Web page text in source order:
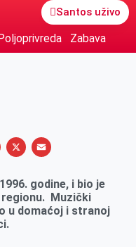
Santos uživo
Zabava
W
a
t
s
X
E
a
i
godine, i bio je
Muzički
u domaćoj i stranoj